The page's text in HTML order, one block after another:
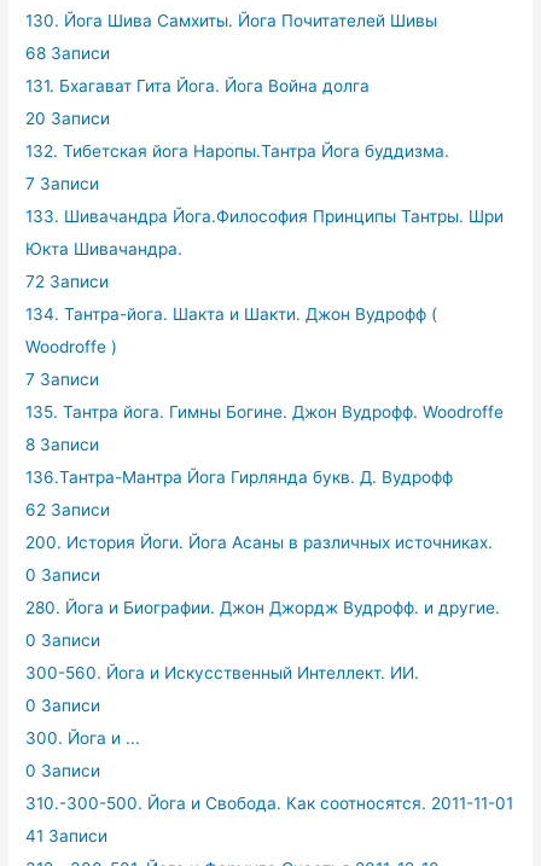
130. Йога Шива Самхиты. Йога Почитателей Шивы
68 Записи
131. Бхагават Гита Йога. Йога Война долга
20 Записи
132. Тибетская йога Наропы.Тантра Йога буддизма.
7 Записи
133. Шивачандра Йога.Философия Принципы Тантры. Шри
Юкта Шивачандра.
72 Записи
134. Тантра-йога. Шакта и Шакти. Джон Вудрофф (
Woodroffe )
7 Записи
135. Тантра йога. Гимны Богине. Джон Вудрофф. Woodroffe
8 Записи
136.Тантра-Мантра Йога Гирлянда букв. Д. Вудрофф
62 Записи
200. История Йоги. Йога Асаны в различных источниках.
0 Записи
280. Йога и Биографии. Джон Джордж Вудрофф. и другие.
0 Записи
300-560. Йога и Искусственный Интеллект. ИИ.
0 Записи
300. Йога и ...
0 Записи
310.-300-500. Йога и Свобода. Как соотносятся. 2011-11-01
41 Записи